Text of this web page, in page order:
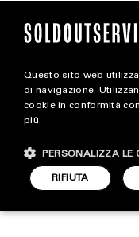
Questo sito web
di navigazione.
cookie in conformità
più
RIFIUTA
PERSONALIZZA LE